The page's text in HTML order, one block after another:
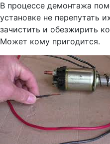
В процессе демонтажа
установке не перепутать
зачистить и обезжирить
Может кому пригодится.